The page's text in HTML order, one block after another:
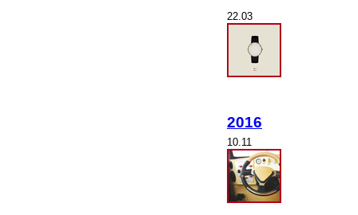
22.03
2016
10.11